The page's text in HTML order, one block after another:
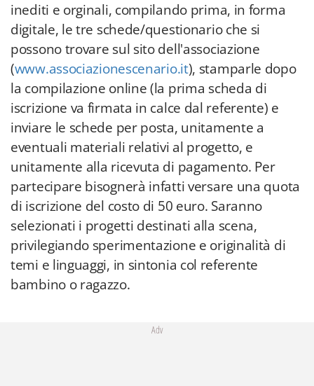
inediti e orginali, compilando prima, in forma
digitale, le tre schede/questionario che si
possono trovare sul sito dell'associazione
(www.associazionescenario.it), stamparle dopo
la compilazione online (la prima scheda di
iscrizione va firmata in calce dal referente) e
inviare le schede per posta, unitamente a
eventuali materiali relativi al progetto, e
unitamente alla ricevuta di pagamento. Per
partecipare bisognerà infatti versare una quota
di iscrizione del costo di 50 euro. Saranno
selezionati i progetti destinati alla scena,
privilegiando sperimentazione e originalità di
temi e linguaggi, in sintonia col referente
bambino o ragazzo.
Adv